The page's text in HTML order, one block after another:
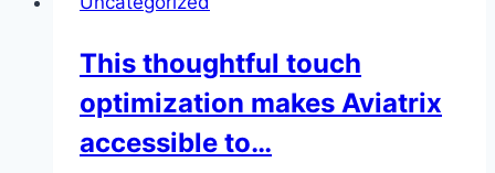
This thoughtful touch
optimization makes Aviatrix
accessible to…